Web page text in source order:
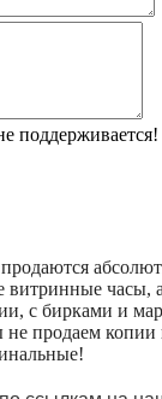
продаются
витринные часы,
с бирками и
продаем